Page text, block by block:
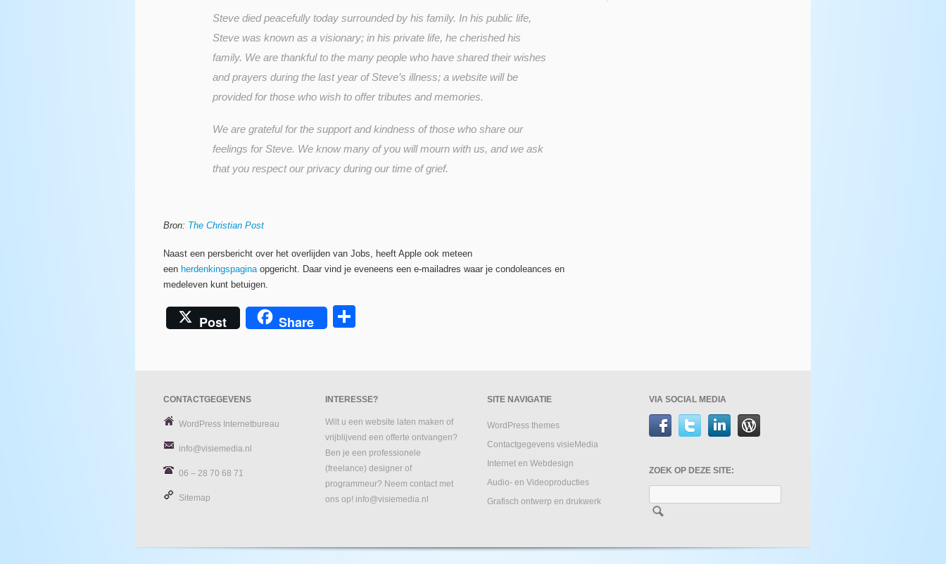
Steve died peacefully today surrounded by his family. In his public life,
Steve was known as a visionary; in his private life, he cherished his
family. We are thankful to the many people who have shared their wishes
and prayers during the last year of Steve’s illness; a website will be
provided for those who wish to offer tributes and memories.
We are grateful for the support and kindness of those who share our
feelings for Steve. We know many of you will mourn with us, and we ask
that you respect our privacy during our time of grief.
Bron: The Christian Post
Naast een persbericht over het overlijden van Jobs, heeft Apple ook meteen
een herdenkingspagina opgericht. Daar vind je eveneens een e-mailadres waar je condoleances en
medeleven kunt betuigen.
Post Share
CONTACTGEGEVENS
WordPress Internetbureau
info@visiemedia.nl
06 – 28 70 68 71
Sitemap
INTERESSE?
Wilt u een website laten maken of
vrijblijvend een offerte ontvangen?
Ben je een professionele
(freelance) designer of
programmeur? Neem contact met
ons op! info@visiemedia.nl
SITE NAVIGATIE
WordPress themes
Contactgegevens visieMedia
Internet en Webdesign
Audio- en Videoproducties
Grafisch ontwerp en drukwerk
VIA SOCIAL MEDIA
ZOEK OP DEZE SITE: